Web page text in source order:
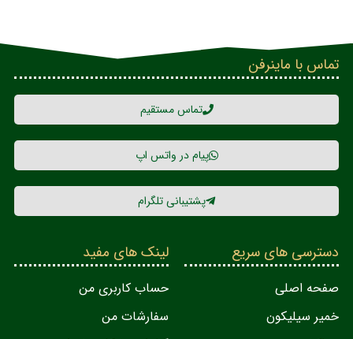
تماس با ماینرفن
تماس مستقیم
پیام در واتس اپ
پشتیبانی تلگرام
دسترسی های سریع
صفحه اصلی
خمیر سیلیکون
لینک های مفید
حساب کاربری من
سفارشات من